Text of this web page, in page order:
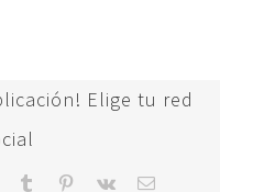
Elige tu red
Tumblr Pinterest
Vk
Correo